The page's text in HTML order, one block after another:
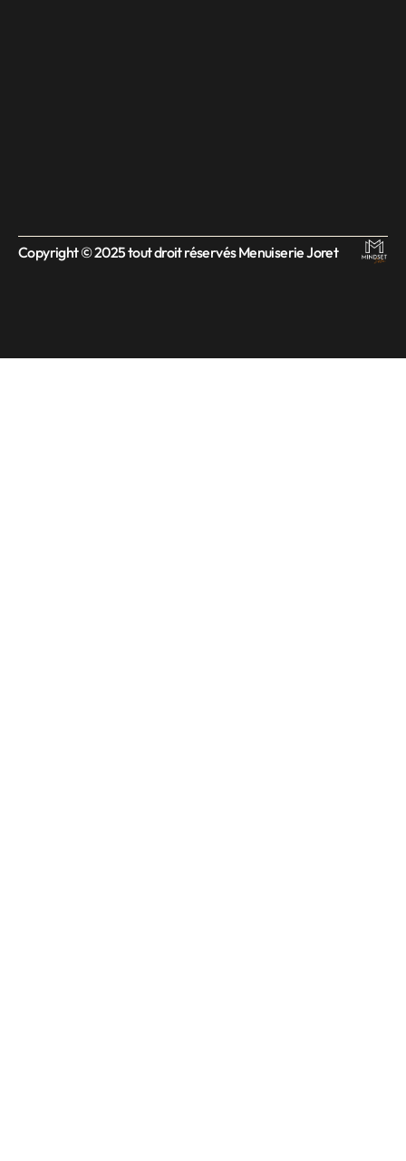
Copyright © 2025 tout droit réservés Menuiserie Joret